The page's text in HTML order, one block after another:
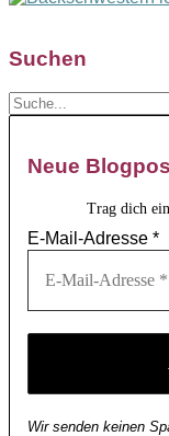
Suchen
Neue
Trag dich
E-Mail-Adresse *
Wir senden keinen